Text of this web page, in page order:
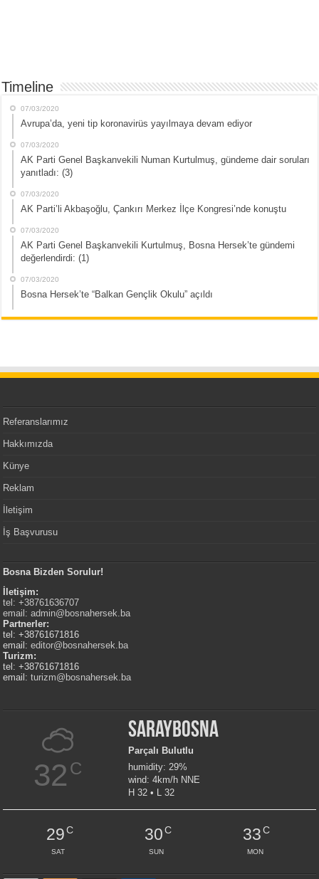
Timeline
07/03/2020
Avrupa’da, yeni tip koronavirüs yayılmaya devam ediyor
07/03/2020
AK Parti Genel Başkanvekili Numan Kurtulmuş, gündeme dair soruları
yanıtladı: (3)
07/03/2020
AK Parti’li Akbaşoğlu, Çankırı Merkez İlçe Kongresi’nde konuştu
07/03/2020
AK Parti Genel Başkanvekili Kurtulmuş, Bosna Hersek’te gündemi
değerlendirdi: (1)
07/03/2020
Bosna Hersek’te “Balkan Gençlik Okulu” açıldı
Referanslarımız
Hakkımızda
Künye
Reklam
İletişim
İş Başvurusu
Bosna Bizden Sorulur!
İletişim:
tel: +38761636707
email:admin@bosnahersek.ba
Partnerler:
tel: +38761671816
email:editor@bosnahersek.ba
Turizm:
tel: +38761671816
email:turizm@bosnahersek.ba
32 C
Saraybosna
Parçalı Bulutlu
humidity: 29%
wind: 4km/h NNE
H 32 • L 32
29C
SAT
30C
SUN
33C
MON